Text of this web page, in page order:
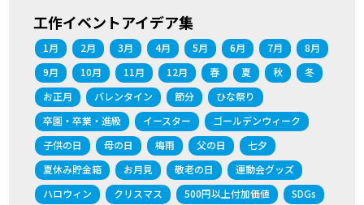
工作イベントアイデア集
1月 2月 3月 4月 5月 6月 7月
8月
9月
10月 11月 12月 春 夏 秋
冬
お正月
バレンタイン 節分
ひな祭り
卒園・卒業・進級
イースター
ゴールデンウィーク
子供の日
母の日 梅雨 父の日
七夕
夏休み貯金箱
お月見 敬老の日
運動会グッズ
ハロウィン
クリスマス 500円以上付加価値
SDGs